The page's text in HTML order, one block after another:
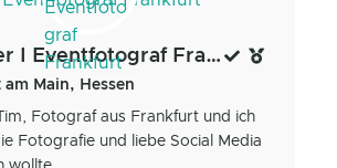
Tim Goger I Eventfotograf Frankfurt
am Main, Hessen
Fotograf aus Frankfurt und ich
Fotografie und liebe Social Media